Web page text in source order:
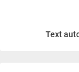
Text